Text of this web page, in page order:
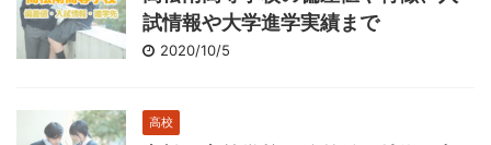
試情報や大学進学実績まで
2020/10/5
高校